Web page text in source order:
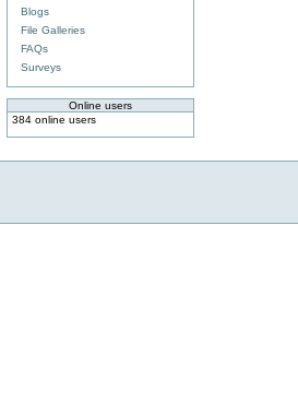
Blogs
File Galleries
FAQs
Surveys
Online users
384 online users